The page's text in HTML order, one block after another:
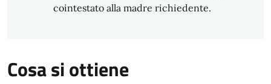
cointestato alla madre richiedente.
Cosa si ottiene